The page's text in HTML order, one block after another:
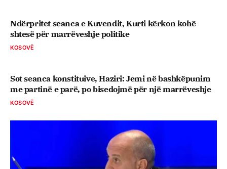
Ndërpritet seanca e Kuvendit, Kurti kërkon kohë
shtesë për marrëveshje politike
KOSOVË
Sot seanca konstituive, ​Haziri: Jemi në bashkëpunim
me partinë e parë, po bisedojmë për një marrëveshje
KOSOVË